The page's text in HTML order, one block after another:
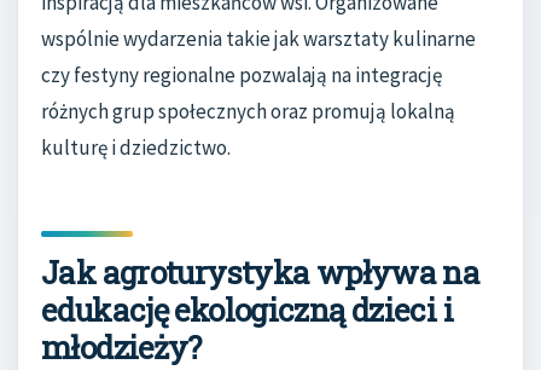
wspólnie wydarzenia takie jak warsztaty kulinarne
czy festyny regionalne pozwalają na integrację
różnych grup społecznych oraz promują lokalną
kulturę i dziedzictwo.
Jak agroturystyka wpływa na
edukację ekologiczną dzieci i
młodzieży?